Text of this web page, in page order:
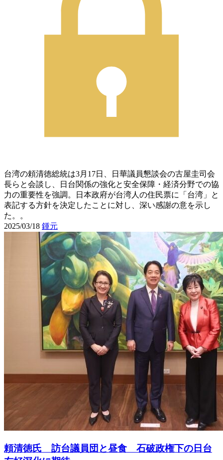
台湾の頼清徳総統は3月17日、日華議員懇談会の古屋圭司会
長らと会談し、日台関係の強化と安全保障・経済分野での協
力の重要性を強調。日本政府が台湾人の住民票に「台湾」と
表記する方針を決定したことに対し、深い感謝の意を示し
た。。
2025/03/18 鍾元
頼清徳氏 訪台議員団と昼食 石破政権下の日台